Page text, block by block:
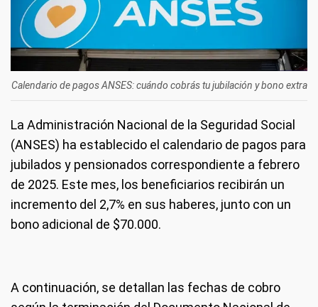
Calendario de pagos ANSES: cuándo cobrás tu jubilación y bono extra
La Administración Nacional de la Seguridad Social
(ANSES) ha establecido el calendario de pagos para
jubilados y pensionados correspondiente a febrero
de 2025. Este mes, los beneficiarios recibirán un
incremento del 2,7% en sus haberes, junto con un
bono adicional de $70.000.
A continuación, se detallan las fechas de cobro